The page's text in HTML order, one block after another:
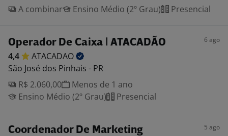
A combinar
Ensino Médio (2º Grau) Presencial
Operador De Caixa | ATACADÃO 6 ago
4,4
ATACADAO
São José dos Pinhais - PR
R$ 2.060,00
Menos de 1 ano
Ensino Médio (2º Grau)
Presencial
Coordenador De Marketing 5 ago